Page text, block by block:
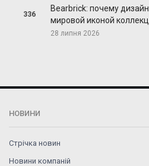
336
Bearbrick: почему
мировой иконой
28 липня 2026
НОВИНИ
Стрічка новин
Новини компаній